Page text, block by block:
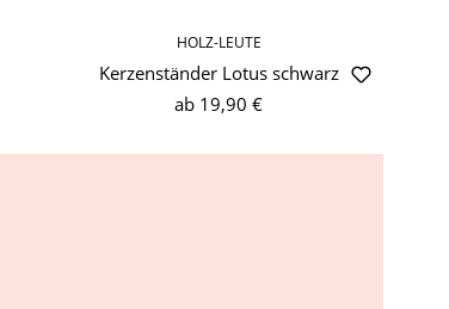
HOLZ-LEUTE
Kerzenständer Lotus schwarz
ab 19,90 €